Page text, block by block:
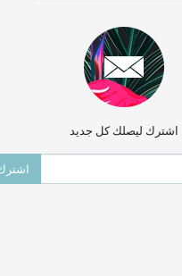
اشترك ليصلك كل جديد